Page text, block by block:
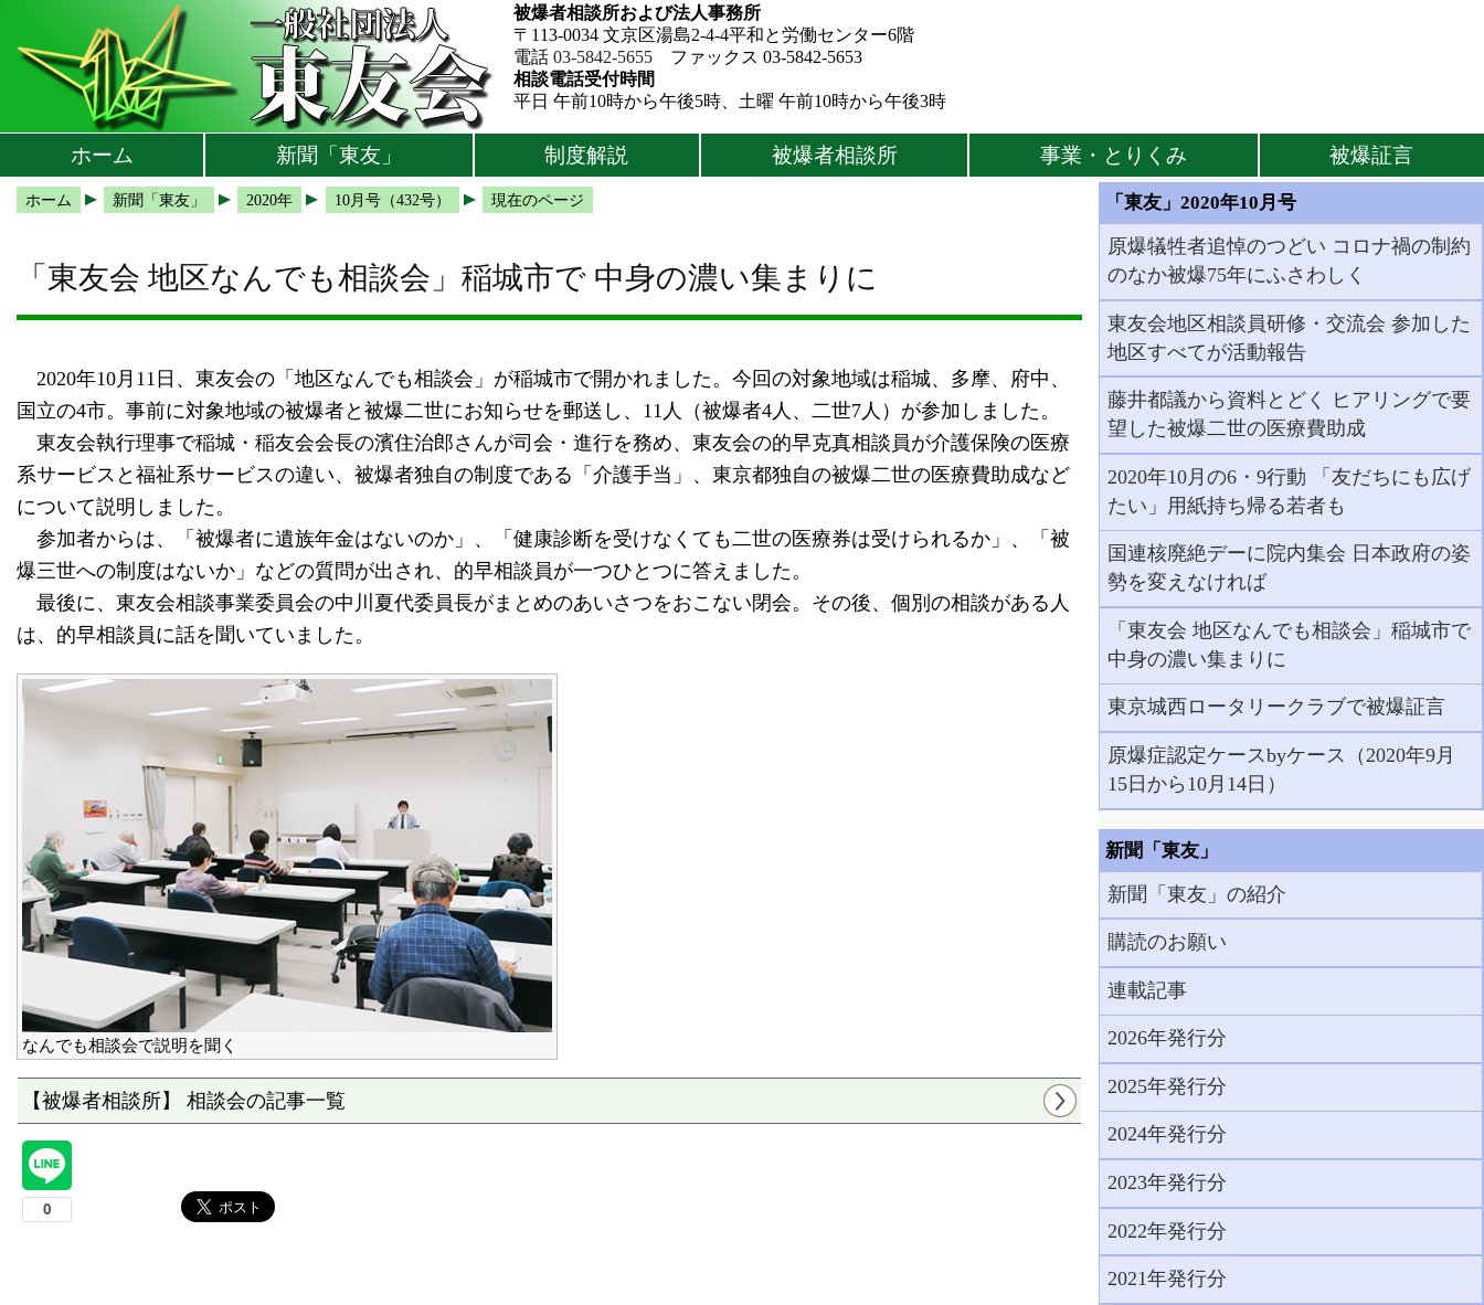
メインメニューへ
サブメニューへ
現在地ナビ（パンくずリスト）へ
被爆者相談所および法人事務所
〒113-0034 文京区湯島2-4-4平和と労働センター6階
電話 03-5842-5655 ファックス 03-5842-5653
相談電話受付時間
平日 午前10時から午後5時、土曜 午前10時から午後3時
ホーム 新聞「東友」 制度解説 被爆者相談所 事業・とりくみ 被爆証言
ホーム 新聞「東友」 2020年 10月号（432号） 現在のページ
「東友会 地区なんでも相談会」稲城市で 中身の濃い集まりに
2020年10月11日、東友会の「地区なんでも相談会」が稲城市で開かれました。今回の対象地域は稲城、多摩、府中、
国立の4市。事前に対象地域の被爆者と被爆二世にお知らせを郵送し、11人（被爆者4人、二世7人）が参加しました。
東友会執行理事で稲城・稲友会会長の濱住治郎さんが司会・進行を務め、東友会の的早克真相談員が介護保険の医療
系サービスと福祉系サービスの違い、被爆者独自の制度である「介護手当」、東京都独自の被爆二世の医療費助成など
について説明しました。
参加者からは、「被爆者に遺族年金はないのか」、「健康診断を受けなくても二世の医療券は受けられるか」、「被
爆三世への制度はないか」などの質問が出され、的早相談員が一つひとつに答えました。
最後に、東友会相談事業委員会の中川夏代委員長がまとめのあいさつをおこない閉会。その後、個別の相談がある人
は、的早相談員に話を聞いていました。
なんでも相談会で説明を聞く
【被爆者相談所】 相談会の記事一覧
「東友」2020年10月号
原爆犠牲者追悼のつどい コロナ禍の制約
のなか被爆75年にふさわしく
東友会地区相談員研修・交流会 参加した
地区すべてが活動報告
藤井都議から資料とどく ヒアリングで要
望した被爆二世の医療費助成
2020年10月の6・9行動 「友だちにも広げ
たい」用紙持ち帰る若者も
国連核廃絶デーに院内集会 日本政府の姿
勢を変えなければ
「東友会 地区なんでも相談会」稲城市で
中身の濃い集まりに
東京城西ロータリークラブで被爆証言
原爆症認定ケースbyケース（2020年9月
15日から10月14日）
新聞「東友」
新聞「東友」の紹介
購読のお願い
連載記事
2026年発行分
2025年発行分
2024年発行分
2023年発行分
2022年発行分
2021年発行分